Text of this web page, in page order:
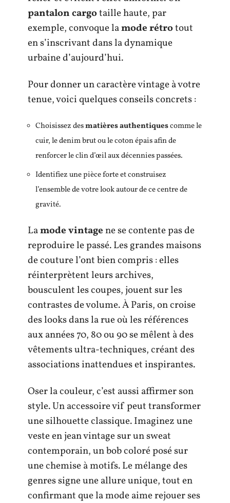
pantalon cargotaille haute, par
exemple, convoque lamode rétrotout
en s’inscrivant dans la dynamique
urbaine d’aujourd’hui.
Pour donner un caractère vintage à votre
tenue, voici quelques conseils concrets :
Choisissez desmatières authentiquescomme le
cuir, le denim brut ou le coton épais afin de
renforcer le clin d’œil aux décennies passées.
Identifiez une pièce forte et construisez
l’ensemble de votre look autour de ce centre de
gravité.
Lamode vintagene se contente pas de
reproduire le passé. Les grandes maisons
de couture l’ont bien compris : elles
réinterprètent leurs archives,
bousculent les coupes, jouent sur les
contrastes de volume. À Paris, on croise
des looks dans la rue où les références
aux années 70, 80 ou 90 se mêlent à des
vêtements ultra-techniques, créant des
associations inattendues et inspirantes.
Oser la couleur, c’est aussi affirmer son
style. Un accessoire vif peut transformer
une silhouette classique. Imaginez une
veste en jean vintage sur un sweat
contemporain, un bob coloré posé sur
une chemise à motifs. Le mélange des
genres signe une allure unique, tout en
confirmant que la mode aime rejouer ses